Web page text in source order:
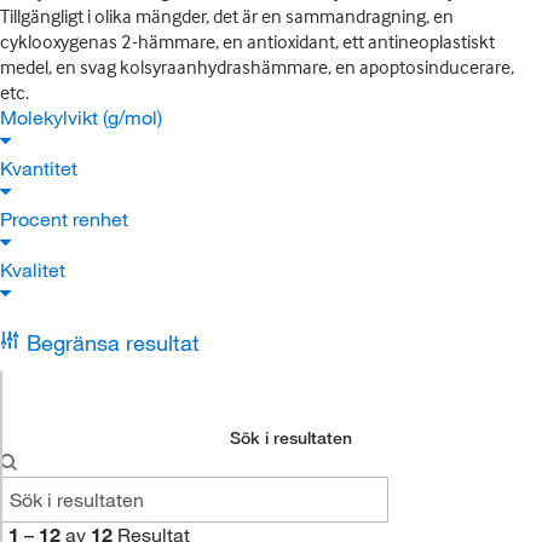
Tillgängligt i olika mängder, det är en sammandragning, en
cyklooxygenas 2-hämmare, en antioxidant, ett antineoplastiskt
medel, en svag kolsyraanhydrashämmare, en apoptosinducerare,
etc.
Molekylvikt (g/mol)
Kvantitet
Procent renhet
Kvalitet
Begränsa resultat
Sök i resultaten
1 – 12 av 12 Resultat